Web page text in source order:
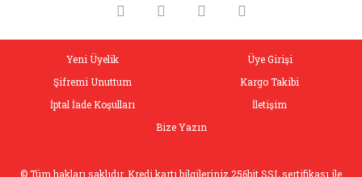
Yeni Üyelik
Üye Girişi
Şifremi Unuttum
Kargo Takibi
İptal İade Koşulları
İletişim
Bize Yazın
© Tüm hakları saklıdır. Kredi kartı bilgileriniz 256bit SSL sertifikası ile